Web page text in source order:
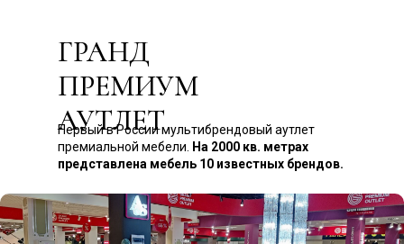
ГРАНД
ПРЕМИУМ
АУТЛЕТ
Первый в России мультибрендовый аутлет
премиальной мебели.
На 2000 кв. метрах
представлена мебель 10 известных брендов.